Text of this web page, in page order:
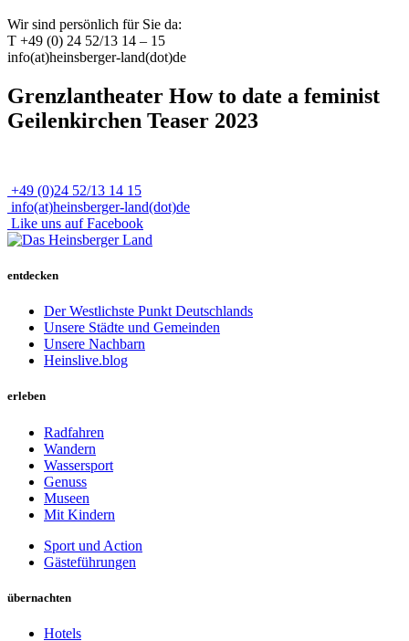
Wir sind persönlich für Sie da:
T +49 (0) 24 52/13 14 – 15
info(at)heinsberger-land(dot)de
Grenzlantheater How to date a feminist
Geilenkirchen Teaser 2023
+49 (0)24 52/13 14 15
info(at)heinsberger-land(dot)de
Like uns auf Facebook
entdecken
Der Westlichste Punkt Deutschlands
Unsere Städte und Gemeinden
Unsere Nachbarn
Heinslive.blog
erleben
Radfahren
Wandern
Wassersport
Genuss
Museen
Mit Kindern
Sport und Action
Gästeführungen
übernachten
Hotels